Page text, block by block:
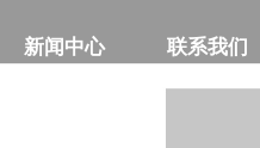
新闻中心 联系我们
新闻中心 联系我们